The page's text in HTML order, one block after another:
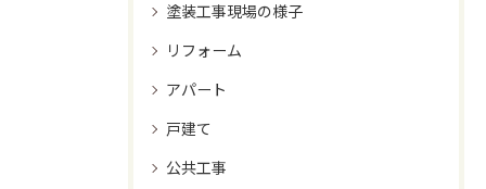
塗装工事現場の様子
リフォーム
アパート
戸建て
公共工事